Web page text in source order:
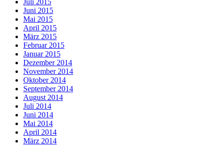
Juni 2015
Mai 2015
April 2015
März 2015
Februar 2015
Januar 2015
Dezember 2014
November 2014
Oktober 2014
September 2014
August 2014
Juli 2014
Juni 2014
Mai 2014
April 2014
März 2014